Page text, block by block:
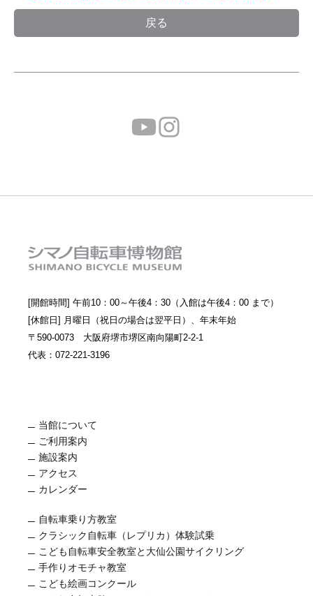
戻る
[開館時間] 午前10：00～午後4：30（入館は午後4：00 まで）
[休館日] 月曜日（祝日の場合は翌平日）、年末年始
〒590-0073 大阪府堺市堺区南向陽町2-2-1
代表：072-221-3196
当館について
ご利用案内
施設案内
アクセス
カレンダー
自転車乗り方教室
クラシック自転車（レプリカ）体験試乗
こども自転車安全教室と大仙公園サイクリング
手作りオモチャ教室
こども絵画コンクール